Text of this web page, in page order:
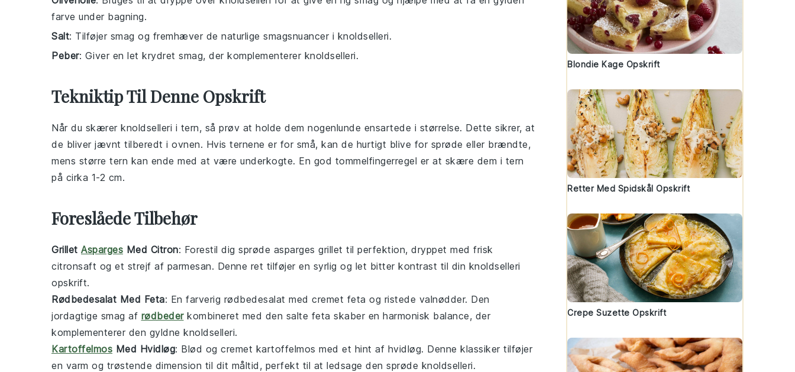
farve under bagning.
Salt: Tilføjer smag og fremhæver de naturlige smagsnuancer i knoldselleri.
Peber: Giver en let krydret smag, der komplementerer knoldselleri.
Tekniktip Til Denne Opskrift
Når du skærer knoldselleri i tern, så prøv at holde dem nogenlunde ensartede i størrelse. Dette sikrer, at
de bliver jævnt tilberedt i ovnen. Hvis ternene er for små, kan de hurtigt blive for sprøde eller brændte,
mens større tern kan ende med at være underkogte. En god tommelfingerregel er at skære dem i tern
på cirka 1-2 cm.
Foreslåede Tilbehør
Grillet Asparges Med Citron: Forestil dig sprøde asparges grillet til perfektion, dryppet med frisk
citronsaft og et strejf af parmesan. Denne ret tilføjer en syrlig og let bitter kontrast til din knoldselleri
opskrift.
Rødbedesalat Med Feta: En farverig rødbedesalat med cremet feta og ristede valnødder. Den
jordagtige smag af rødbederkombineret med den salte feta skaber en harmonisk balance, der
komplementerer den gyldne knoldselleri.
Kartoffelmos Med Hvidløg: Blød og cremet kartoffelmos med et hint af hvidløg. Denne klassiker tilføjer
en varm og trøstende dimension til dit måltid, perfekt til at ledsage den sprøde knoldselleri.
Blondie Kage Opskrift
Retter Med Spidskål Opskrift
Crepe Suzette Opskrift